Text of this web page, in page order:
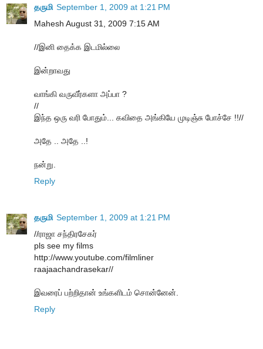
தருமி September 1, 2009 at 1:21 PM
Mahesh August 31, 2009 7:15 AM
//இனி தைக்க இடமில்லை
இன்றாவது
வாங்கி வருவீர்களா அப்பா ?
//
இந்த ஒரு வரி போதும்... கவிதை அங்கியே முடிஞ்சு போச்சே !!//
அதே .. அதே ..!
நன்று.
Reply
தருமி September 1, 2009 at 1:21 PM
//ராஜா சந்திரசேகர்
pls see my films
http://www.youtube.com/filmliner
raajaachandrasekar//
இவரைப் பற்றிதான் உங்களிடம் சொன்னேன்.
Reply